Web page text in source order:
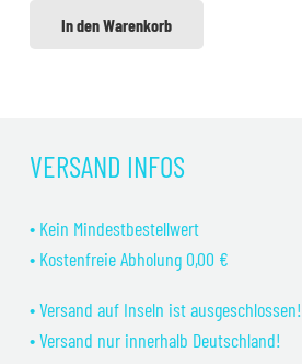
In den Warenkorb
VERSAND INFOS
• Kein Mindestbestellwert
• Kostenfreie Abholung 0,00 €
• Versand auf Inseln ist ausgeschlossen!
• Versand nur innerhalb Deutschland!